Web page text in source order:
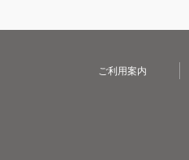
ご利用案内